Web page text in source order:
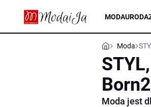
MODAURODA
Moda
Moda jest